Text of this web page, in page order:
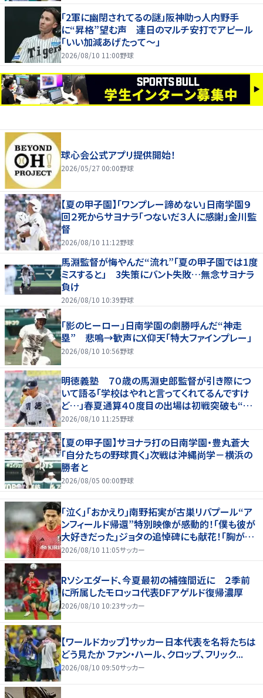
「2軍に幽閉されてるの謎」阪神助っ人内野手
に“昇格”望む声 連日のマルチ安打でアピール
「いい加減あげたって〜」
2026/08/10 11:00野球
球心会公式アプリ提供開始！
2026/05/27 00:00野球
【夏の甲子園】「ワンプレー諦めない」日南学園９
回２死からサヨナラ「つないだ３人に感謝」金川監
督
2026/08/10 11:12野球
馬淵監督が悔やんだ“流れ”「夏の甲子園では1度
ミスすると」 3失策にバント失敗…無念サヨナラ
負け
2026/08/10 10:39野球
「影のヒーロー」日南学園の劇勝呼んだ“神走
塁” 悲鳴→歓声にX仰天「特大ファインプレー」
2026/08/10 10:56野球
明徳義塾 ７０歳の馬淵史郎監督が引き際につ
いて語る「学校はやれと言ってくれてるんですけ
ど…」春夏通算４０度目の出場は初戦突破も“馬
淵節”炸裂
2026/08/10 11:25野球
【夏の甲子園】サヨナラ打の日南学園・豊丸蒼大
「自分たちの野球貫く」次戦は沖縄尚学－横浜の
勝者と
2026/08/05 00:00野球
｢泣く｣｢おかえり｣南野拓実が古巣リバプール“ア
ンフィールド帰還”特別映像が感動的！｢僕も彼が
大好きだった｣ジョタの追悼碑にも献花！｢胸が熱
くなります…｣
2026/08/10 11:05サッカー
Rソシエダード、今夏最初の補強間近に ２季前
に所属したモロッコ代表DFアゲルド復帰濃厚
2026/08/10 10:23サッカー
【ワールドカップ】サッカー日本代表を名将たちは
どう見たか ファン・ハール、クロップ、フリック...
2026/08/10 09:50サッカー